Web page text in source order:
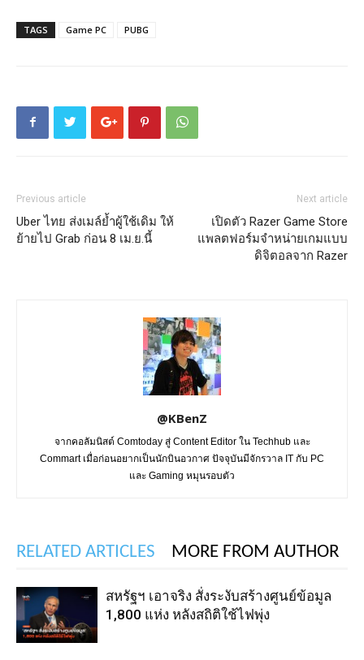
TAGS Game PC PUBG
Previous article
Uber ไทย ส่งเมล์ย้ำผู้ใช้เดิม ให้
ย้ายไป Grab ก่อน 8 เม.ย.นี้
Next article
เปิดตัว Razer Game Store
แพลตฟอร์มจำหน่ายเกมแบบ
ดิจิตอลจาก Razer
@KBenZ
จากคอลัมนิสต์ Comtoday สู่ Content Editor ใน Techhub และ
Commart เมื่อก่อนอยากเป็นนักบินอวกาศ ปัจจุบันมีจักรวาล IT กับ PC
และ Gaming หมุนรอบตัว
RELATED ARTICLES MORE FROM AUTHOR
สหรัฐฯ เอาจริง สั่งระงับสร้างศูนย์ข้อมูล
1,800 แห่ง หลังสถิติใช้ไฟพุ่ง